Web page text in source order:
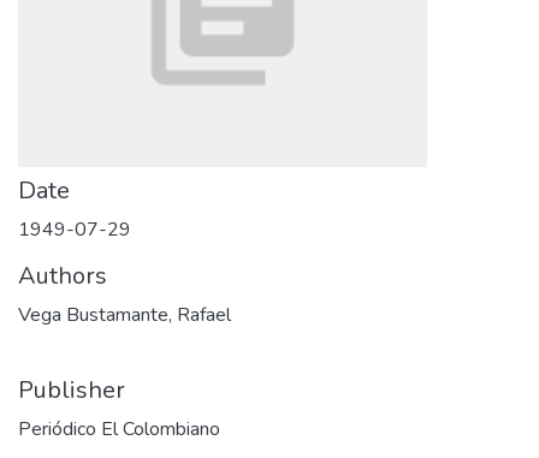
Date
1949-07-29
Authors
Vega Bustamante, Rafael
Publisher
Periódico El Colombiano